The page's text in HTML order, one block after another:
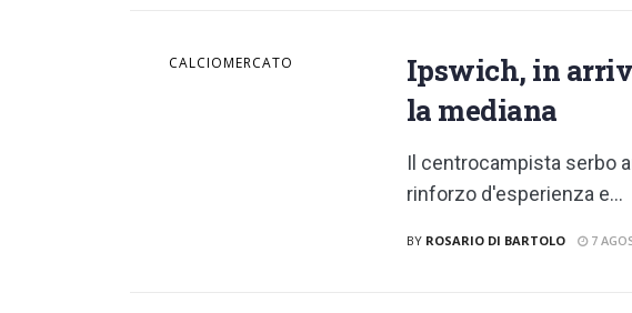
CALCIOMERCATO
Ipswich, in
la mediana
Il centrocampista serbo
rinforzo d'esperienza e...
BY ROSARIO DI BARTOLO 7